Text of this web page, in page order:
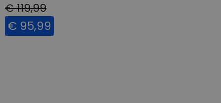
€ 119,99
€ 95,99